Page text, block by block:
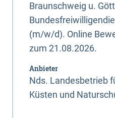
Braunschweig u.
(m/w/d). Online
zum 21.08.2026.
Anbieter
Nds. Landesbetrieb
Küsten und